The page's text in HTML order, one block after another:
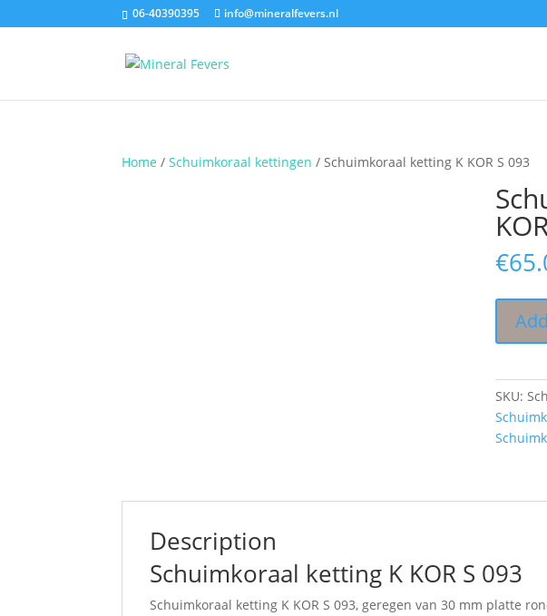
06-40390395 info@mineralfevers.nl
Home /Schuimkoraal kettingen / Schuimkoraal ketting K KOR S 093
€
SKU:
Description
Schuimkoraal ketting K KOR S 093
Schuimkoraal ketting K KOR S 093, geregen van 30 mm platte